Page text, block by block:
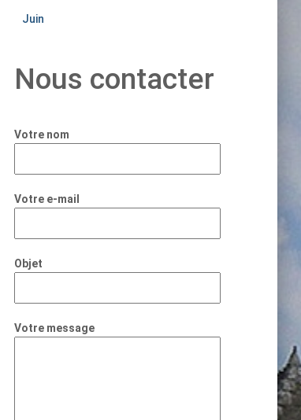
Juin
Nous contacter
Votre nom
Votre e-mail
Objet
Votre message